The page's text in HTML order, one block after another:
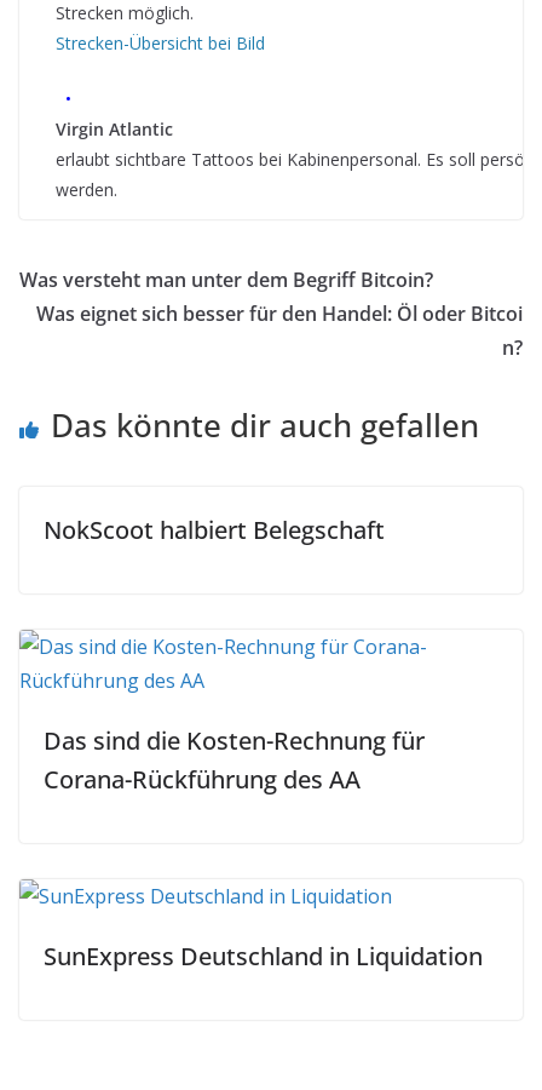
Strecken möglich.
Strecken-Übersicht bei Bild
•
Virgin Atlantic
erlaubt sichtbare Tattoos bei Kabinenpersonal. Es soll
werden.
Was versteht man unter dem Begriff Bitcoin?
Was eignet sich besser für den Handel: Öl oder Bitcoi
n?
Das könnte dir auch gefallen
NokScoot halbiert Belegschaft
Das sind die Kosten-Rechnung für
Corana-Rückführung des AA
SunExpress Deutschland in Liquidation